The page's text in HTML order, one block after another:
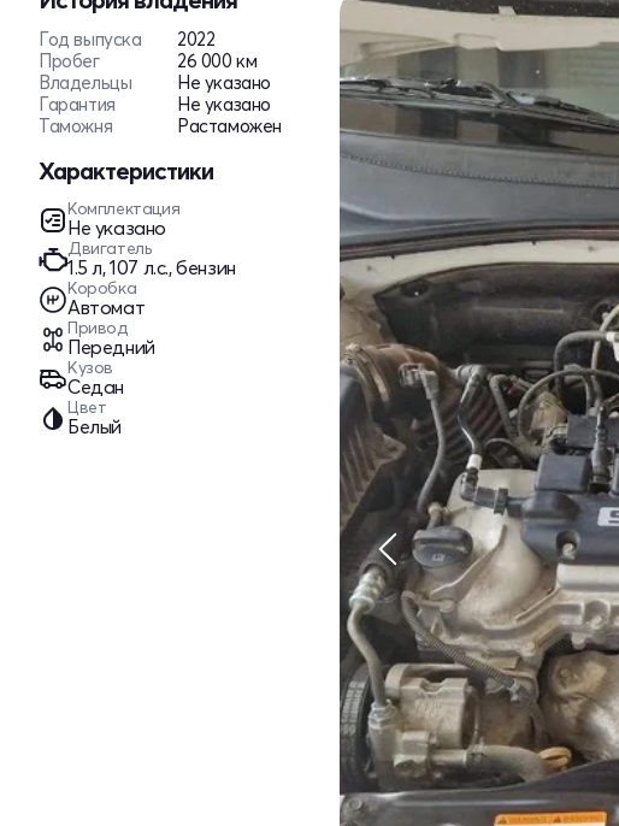
Год выпуска
2022
Пробег
26 000 км
Владельцы
Не указано
Гарантия
Не указано
Таможня
Растаможен
Характеристики
Комплектация
Не указано
Двигатель
1.5 л, 107 л.с., бензин
Коробка
Автомат
Привод
Передний
Кузов
Седан
Цвет
Белый